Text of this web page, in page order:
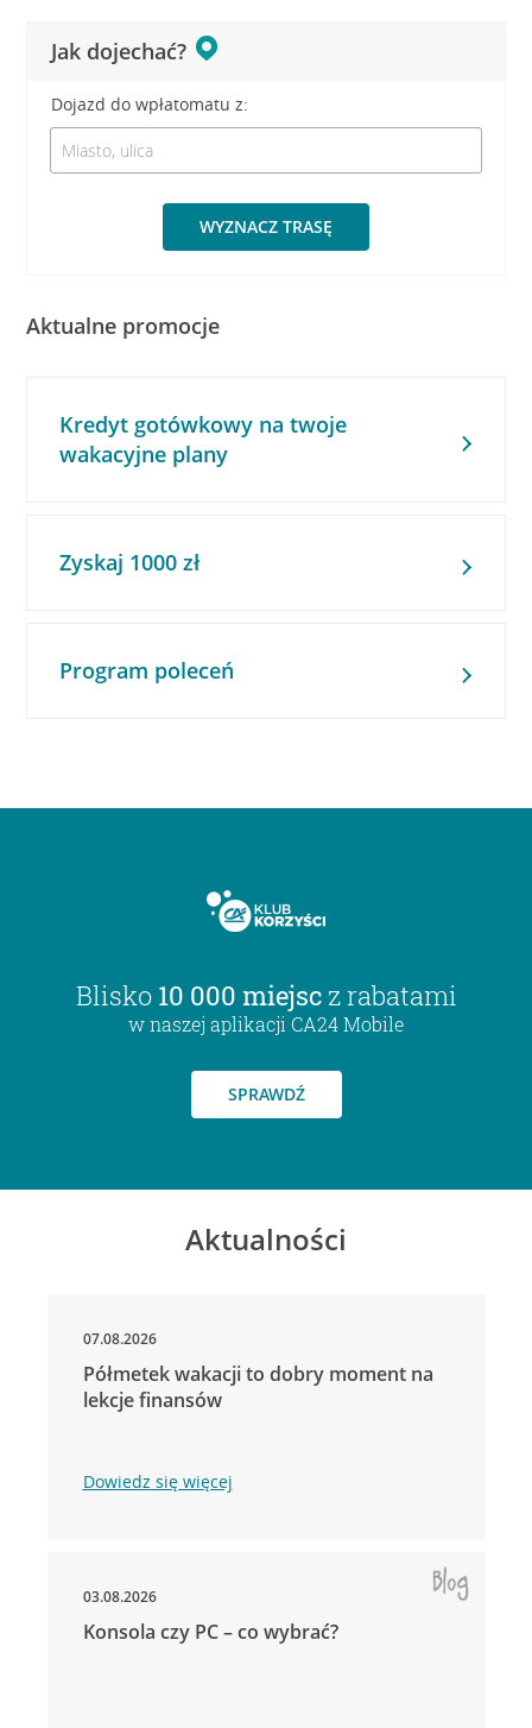
Jak dojechać?
Dojazd do wpłatomatu z:
WYZNACZ TRASĘ
Aktualne promocje
Kredyt gotówkowy na twoje
wakacyjne plany
Zyskaj 1000 zł
Program poleceń
Blisko 10 000 miejsc z rabatami
w naszej aplikacji CA24 Mobile
SPRAWDŹ
Aktualności
07.08.2026
Półmetek wakacji to dobry moment na
lekcje finansów
Dowiedz się więcej
03.08.2026
Konsola czy PC – co wybrać?